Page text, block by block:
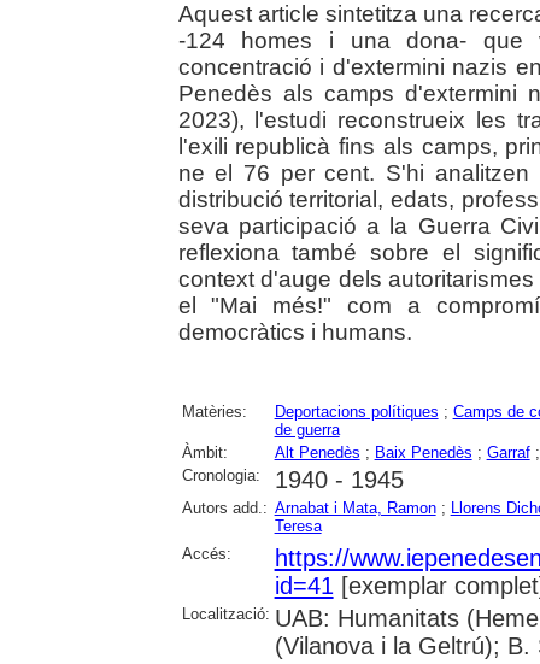
Aquest article sintetitza una
-124 homes i una dona- que
concentració i d'extermini nazis
Penedès als camps d'extermini
2023), l'estudi reconstrueix les
l'exili republicà fins als camps,
ne el 76 per cent. S'hi
distribució territorial, edats,
seva participació a la Guerra
reflexiona també sobre el
context d'auge dels
el "Mai més!" com a
democràtics i humans.
Matèries: Deportacions polítiques ; Camps de
de guerra
Àmbit:
Alt Penedès ; Baix Penedès ; Garraf
Cronologia:
1940 - 1945
Autors add.: Arnabat i Mata, Ramon; Llorens
Teresa
Accés:
https://
id=41 [exemplar
Localització: UAB: Humanitats
(Vilanova i la Geltrú);